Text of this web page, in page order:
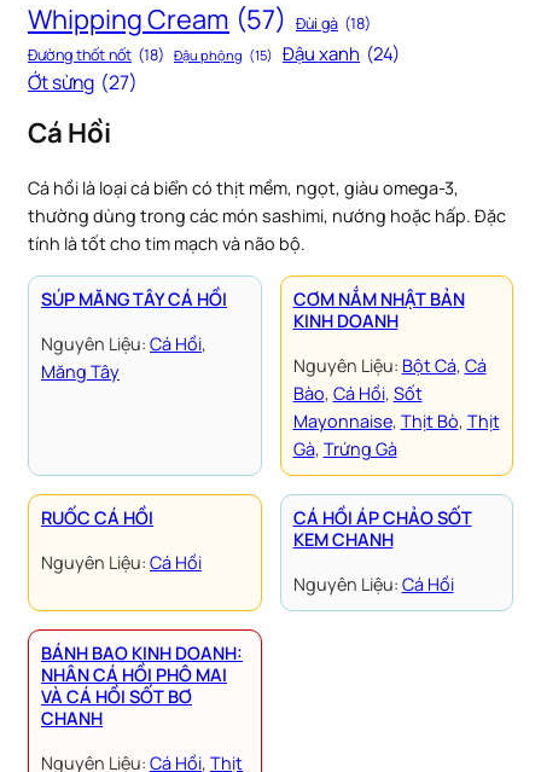
Whipping Cream (57) Đùi gà (18)
Đường thốt nốt (18) Đậu phộng (15) Đậu xanh (24)
Ớt sừng (27)
Cá Hồi
Cá hồi là loại cá biển có thịt mềm, ngọt, giàu omega-3,
thường dùng trong các món sashimi, nướng hoặc hấp. Đặc
tính là tốt cho tim mạch và não bộ.
SÚP MĂNG TÂY CÁ HỒI
Nguyên Liệu: Cá Hồi
Măng Tây
CƠM NẮM NHẬT BẢN
KINH DOANH
Nguyên Liệu: Bột Cá, Cá
Bào, Cá Hồi, Sốt
Mayonnaise, Thịt Bò, Thịt
Gà, Trứng Gà
RUỐC CÁ HỒI
Nguyên Liệu: Cá Hồi
CÁ HỒI ÁP CHẢO SỐT
KEM CHANH
Nguyên Liệu: Cá Hồi
BÁNH BAO KINH DOANH:
NHÂN CÁ HỒI PHÔ MAI
VÀ CÁ HỒI SỐT BƠ
CHANH
Nguyên Liệu: Cá Hồi, Thịt